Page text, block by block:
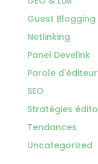
Guest Blogging
Netlinking
Panel Develink
Parole d'éditeur
SEO
Stratégies édito
Tendances
Uncategorized